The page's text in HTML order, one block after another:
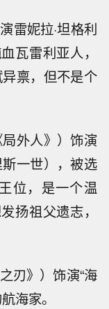
雷妮拉·坦格利
瓦雷利亚人，
禀，但不是个
外人》）饰演
一世），被选
位，是一个温
扬祖父遗志，
刃》）饰演“海
海家。